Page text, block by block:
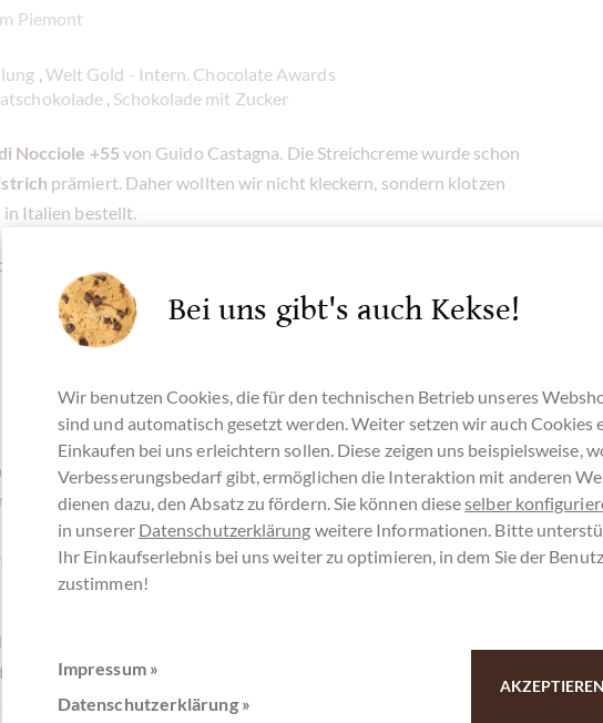
Piemont
,Welt Gold - Intern. Chocolate Awards
, Schokolade mit Zucker
Nocciole +55 von Guido Castagna. Die Streichcreme wurde schon
prämiert. Daher wollten wir nicht kleckern, sondern klotzen
in Italien bestellt.
zu
geboren, Kakao und die g.g.A. Piemonteser Haselnüsse auf den
und eine Haselnusscreme kreiren, die einen einzigartigen Anteil
dem Piemont aufweist. Die Creme ist schokoladig, haselnussig,
und zu genießen. Die Creme kommt in den berühmten
erinnern.
man macht, wenn etwas richtig lecker schmeckt? Genau das
leckere Streichcreme, vollgepackt mit 68% Haselnüssen,
Haselnuss-Creme auf dem Lieblingsbrot zu genießen.
Bei uns gibt's auch Kekse!
Wir benutzen Cookies, die für den technischen Betrieb unseres
sind und automatisch gesetzt werden. Weiter setzen wir auch Cookies
Einkaufen bei uns erleichtern sollen. Diese zeigen uns beispielsweise,
Verbesserungsbedarf gibt, ermöglichen die Interaktion mit anderen
dienen dazu, den Absatz zu fördern. Sie können dieseselber
in unserer Datenschutzerklärung weitere Informationen. Bitte
Ihr Einkaufserlebnis bei uns weiter zu optimieren, in dem Sie der
zustimmen!
Impressum »
Datenschutzerklärung »